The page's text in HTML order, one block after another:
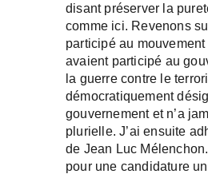
disant préserver la
comme ici. Revenons
participé au
avaient participé au
la guerre contre le
démocratiquement
gouvernement et n’a
plurielle. J’ai ensuite
de Jean Luc
pour une candidature